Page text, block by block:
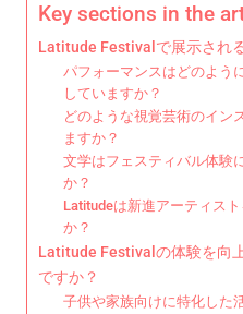
Key sections in the
Latitude Festivalで展示され
パフォーマンスはどのよう
していますか？
どのような視覚芸術のイン
ますか？
文学はフェスティバル体験
か？
Latitudeは新進アーティス
か？
Latitude Festivalの体験を向
ですか？
子供や家族向けに特化した